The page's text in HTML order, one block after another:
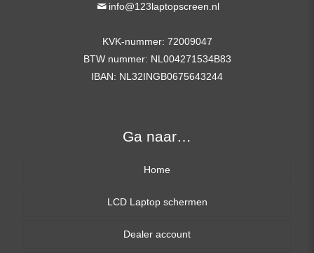
info@123laptopscreen.nl
KVK-nummer: 72009047
BTW nummer: NL004271534B83
IBAN: NL32INGB0675643244
Ga naar…
Home
LCD Laptop schermen
13,3 inch
Dealer account